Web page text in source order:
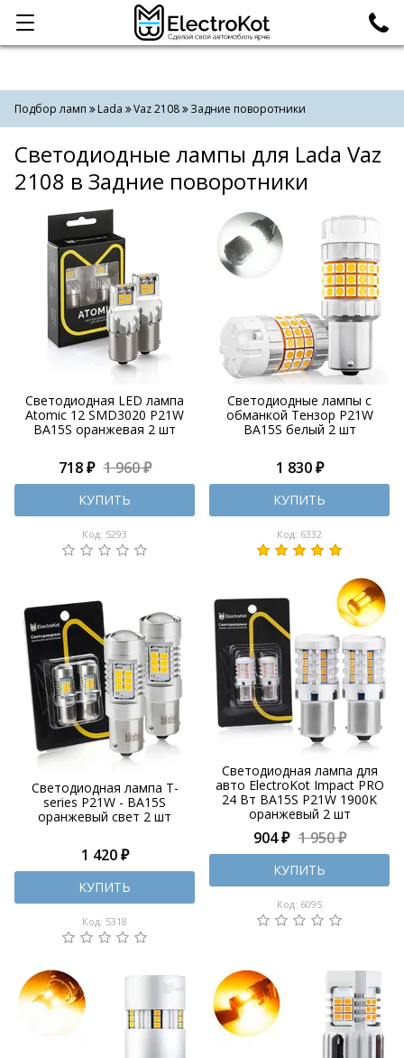
Категории Поиск
Подбор ламп Lada Vaz 2108 Задние поворотники
Светодиодные лампы для Lada Vaz
2108 в Задние поворотники
Светодиодная LED лампа
Atomic 12 SMD3020 P21W
BA15S оранжевая 2 шт
718 ₽ 1 960 ₽
КУПИТЬ
Код: 5293
Светодиодные лампы с
обманкой Тензор P21W
BA15S белый 2 шт
1 830 ₽
КУПИТЬ
Код: 6332
Светодиодная лампа T-
series P21W - BA15S
оранжевый свет 2 шт
1 420 ₽
КУПИТЬ
Код: 5318
Светодиодная лампа для
авто ElectroKot Impact PRO
24 Вт BA15S P21W 1900K
оранжевый 2 шт
904 ₽ 1 950 ₽
КУПИТЬ
Код: 6095